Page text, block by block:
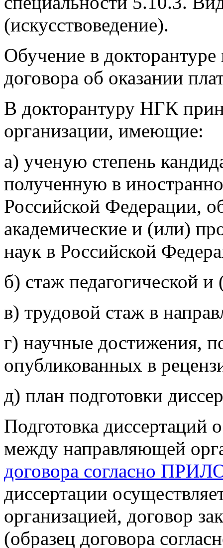
(искусствоведение).
Обучение в
договора об оказании
В докторантуру НГК
организации, имеющие:
а) ученую степень
полученную в
Российской Федерации,
академические и (или)
наук в Российской
б) стаж педагогической
в) трудовой стаж в
г) научные достижения,
опубликованных в
д) план подготовки
Подготовка диссертаций
между направляющей
договора согласно
диссертации
организацией, договор
(образец договора